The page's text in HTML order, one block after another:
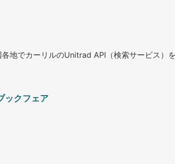
地でカーリルのUnitrad API（検索サービス）
ックフェア